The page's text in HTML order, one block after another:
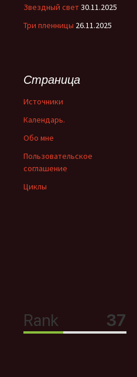
Звездный свет30.11.2025
Три пленницы 26.11.2025
Страница
Источники
Календарь.
Обо мне
Пользовательское
соглашение
Циклы